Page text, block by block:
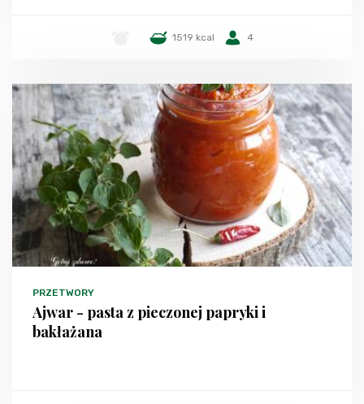
1519 kcal 4
PRZETWORY
Ajwar - pasta z pieczonej papryki i
bakłażana